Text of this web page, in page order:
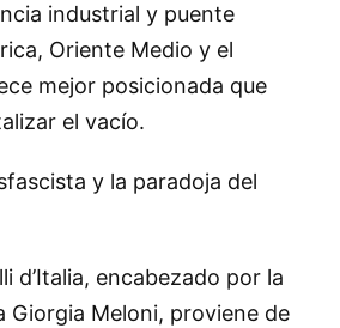
industrial y puente
Oriente Medio y el
mejor posicionada que
el vacío.
y la paradoja del
d’Italia, encabezado por la
Giorgia Meloni, proviene de